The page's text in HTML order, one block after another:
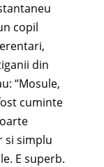
copil
din
“Mosule,
cuminte
si simplu
E superb.